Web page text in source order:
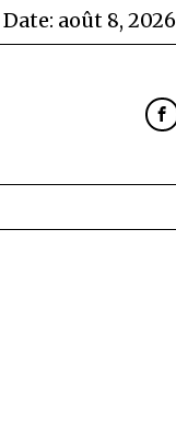
Date: août 8, 2026